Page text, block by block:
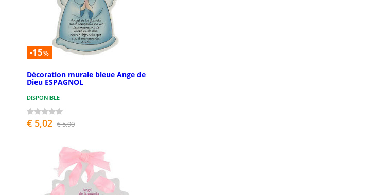
-15%
Décoration murale bleue Ange de
Dieu ESPAGNOL
DISPONIBLE
€ 5,02 € 5,90